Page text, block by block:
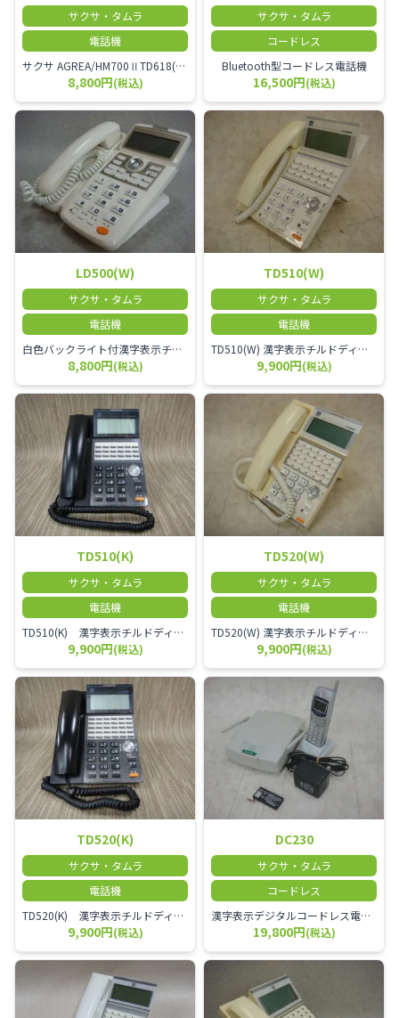
サクサ・タムラ
電話機
サクサ AGREA/HM700ⅡTD618(K) 18ボタン多機能電話機
8,800円(税込)
サクサ・タムラ
コードレス
Bluetooth型コードレス電話機
16,500円(税込)
LD500(W)
サクサ・タムラ
電話機
白色バックライト付漢字表示チルドディスプレイ10ボタン電話機(10外線対応)(白)
8,800円(税込)
TD510(W)
サクサ・タムラ
電話機
TD510(W) 漢字表示チルドディスプレイ18ボタン電話機(18外線対応)(白)
9,900円(税込)
TD510(K)
サクサ・タムラ
電話機
TD510(K) 漢字表示チルドディスプレイ18ボタン電話機(18外線対応)(黒)
9,900円(税込)
TD520(W)
サクサ・タムラ
電話機
TD520(W) 漢字表示チルドディスプレイ20ボタン電話機(20外線対応)(白)
9,900円(税込)
TD520(K)
サクサ・タムラ
電話機
TD520(K) 漢字表示チルドディスプレイ20ボタン電話機(20外線対応)(黒)
9,900円(税込)
DC230
サクサ・タムラ
コードレス
漢字表示デジタルコードレス電話機(最大Std:7台、Pro:8台)
19,800円(税込)